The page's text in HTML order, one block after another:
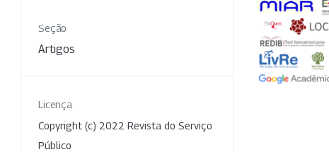
Seção
Artigos
Licença
Copyright (c) 2022 Revista do Serviço
Público